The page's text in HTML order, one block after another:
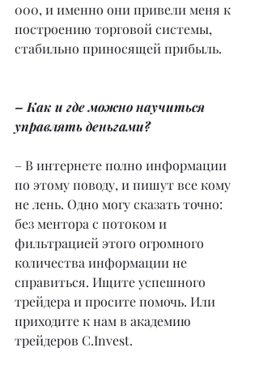
000, и именно они привели меня к
построению торговой системы,
стабильно приносящей прибыль.
– Как и где можно научиться
управлять деньгами?
– В интернете полно информации
по этому поводу, и пишут все кому
не лень. Одно могу сказать точно:
без ментора с потоком и
фильтрацией этого огромного
количества информации не
справиться. Ищите успешного
трейдера и просите помочь. Или
приходите к нам в академию
трейдеров C.Invest.